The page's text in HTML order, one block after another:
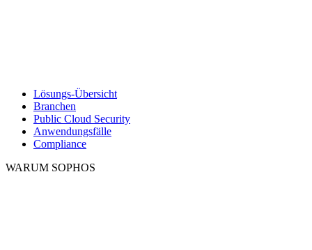
Lösungs-Übersicht
Branchen
Public Cloud Security
Anwendungsfälle
Compliance
WARUM SOPHOS